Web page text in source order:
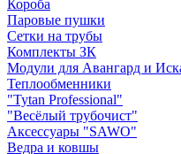
Короба
Паровые пушки
Сетки на трубы
Комплекты ЗК
Модули для Авангард и
Теплообменники
"Tytan Professional"
"Весёлый трубочист"
Аксессуары "SAWO"
Ведра и ковшы